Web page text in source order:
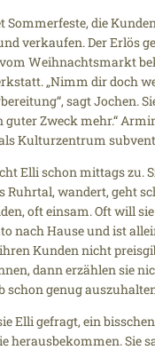
Sommerfeste, die
verkaufen. Der Erlös
vom Weihnachtsmarkt
„Nimm dir doch
sagt Jochen.
Zweck mehr.“
Kulturzentrum
Elli schon mittags zu.
Ruhrtal, wandert, geht
oft einsam. Oft will
nach Hause und ist
Kunden nicht
dann erzählen sie
schon genug
Elli gefragt, ein
herausbekommen. Sie